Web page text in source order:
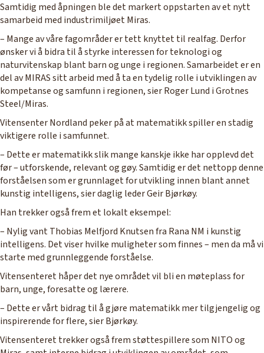
Samtidig med åpningen ble det markert oppstarten av et nytt
samarbeid med industrimiljøet Miras.
– Mange av våre fagområder er tett knyttet til realfag. Derfor
ønsker vi å bidra til å styrke interessen for teknologi og
naturvitenskap blant barn og unge i regionen. Samarbeidet er en
del av MIRAS sitt arbeid med å ta en tydelig rolle i utviklingen av
kompetanse og samfunn i regionen, sier Roger Lund i Grotnes
Steel/Miras.
Vitensenter Nordland peker på at matematikk spiller en stadig
viktigere rolle i samfunnet.
– Dette er matematikk slik mange kanskje ikke har opplevd det
før – utforskende, relevant og gøy. Samtidig er det nettopp denne
forståelsen som er grunnlaget for utvikling innen blant annet
kunstig intelligens, sier daglig leder Geir Bjørkøy.
Han trekker også frem et lokalt eksempel:
– Nylig vant Thobias Melfjord Knutsen fra Rana NM i kunstig
intelligens. Det viser hvilke muligheter som finnes – men da må vi
starte med grunnleggende forståelse.
Vitensenteret håper det nye området vil bli en møteplass for
barn, unge, foresatte og lærere.
– Dette er vårt bidrag til å gjøre matematikk mer tilgjengelig og
inspirerende for flere, sier Bjørkøy.
Vitensenteret trekker også frem støttespillere som NITO og